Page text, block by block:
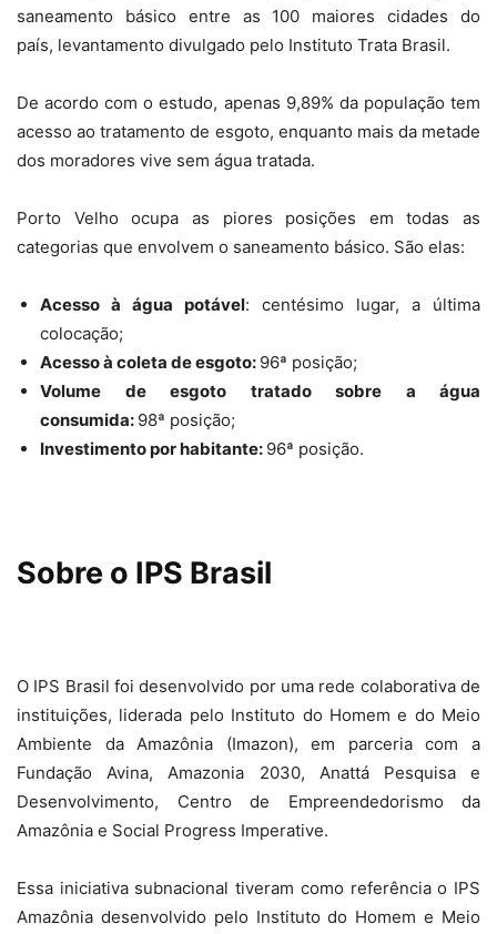
saneamento básico entre as 100 maiores cidades do
país, levantamento divulgado pelo Instituto Trata Brasil.
De acordo com o estudo, apenas 9,89% da população tem
acesso ao tratamento de esgoto, enquanto mais da metade
dos moradores vive sem água tratada.
Porto Velho ocupa as piores posições em todas as
categorias que envolvem o saneamento básico. São elas:
Acesso à água potável: centésimo lugar, a última
colocação;
Acesso à coleta de esgoto: 96ª posição;
Volume de esgoto tratado sobre a água
consumida: 98ª posição;
Investimento por habitante: 96ª posição.
Sobre o IPS Brasil
O IPS Brasil foi desenvolvido por uma rede colaborativa de
instituições, liderada pelo Instituto do Homem e do Meio
Ambiente da Amazônia (Imazon), em parceria com a
Fundação Avina, Amazonia 2030, Anattá Pesquisa e
Desenvolvimento, Centro de Empreendedorismo da
Amazônia e Social Progress Imperative.
Essa iniciativa subnacional tiveram como referência o IPS
Amazônia desenvolvido pelo Instituto do Homem e Meio